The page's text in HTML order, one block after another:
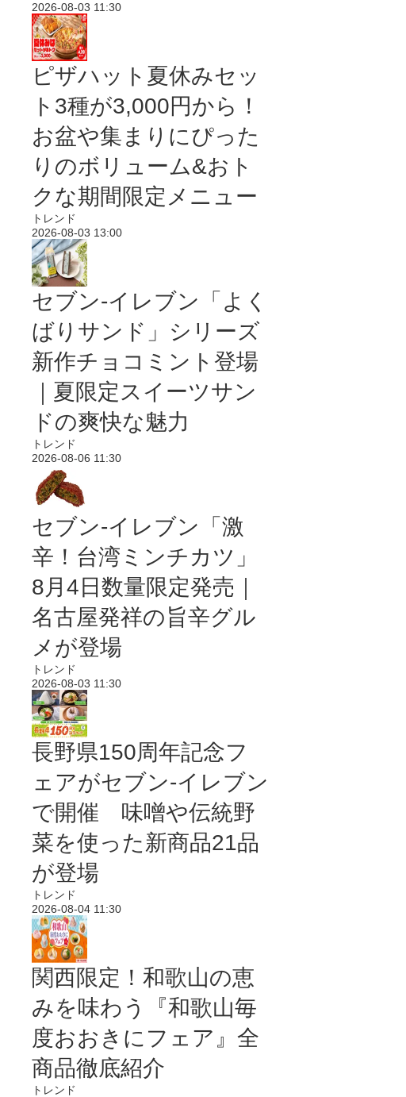
2026-08-03 11:30
ピザハット夏休みセッ
ト3種が3,000円から！
お盆や集まりにぴった
りのボリューム&おト
クな期間限定メニュー
トレンド
2026-08-03 13:00
セブン‐イレブン「よく
ばりサンド」シリーズ
新作チョコミント登場
｜夏限定スイーツサン
ドの爽快な魅力
トレンド
2026-08-06 11:30
セブン-イレブン「激
辛！台湾ミンチカツ」
8月4日数量限定発売｜
名古屋発祥の旨辛グル
メが登場
トレンド
2026-08-03 11:30
長野県150周年記念フ
ェアがセブン-イレブン
で開催 味噌や伝統野
菜を使った新商品21品
が登場
トレンド
2026-08-04 11:30
関西限定！和歌山の恵
みを味わう『和歌山毎
度おおきにフェア』全
商品徹底紹介
トレンド